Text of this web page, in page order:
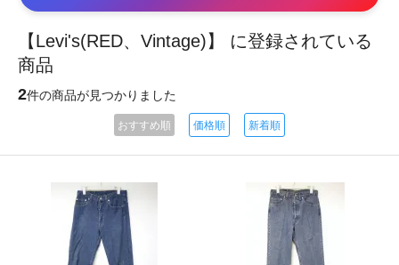
【Levi's(RED、Vintage)】 に登録されている
商品
2件の商品が見つかりました
おすすめ順 価格順 新着順